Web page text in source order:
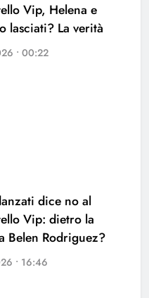
Vip, Helena e
lasciati? La verità
• 00:22
dice no al
Vip: dietro la
Belen Rodriguez?
• 16:46